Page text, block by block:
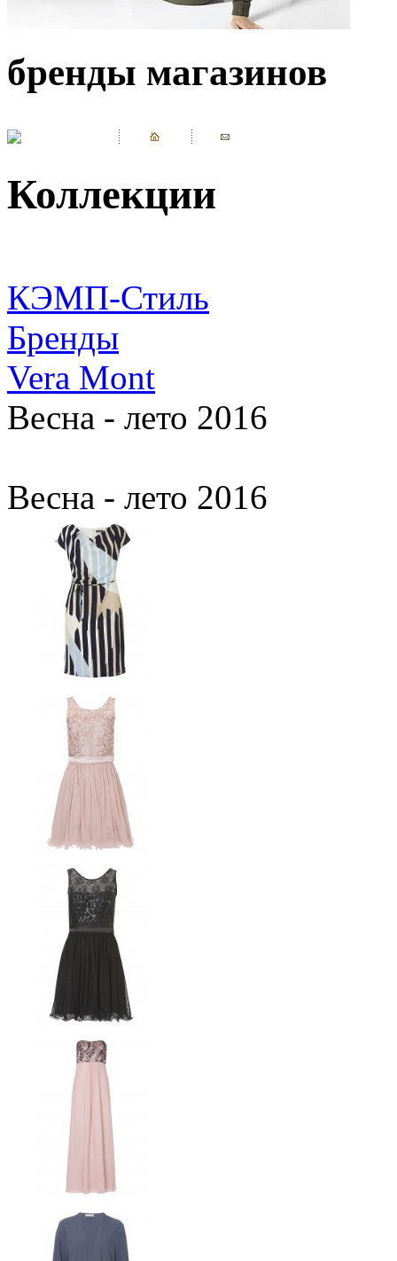
бренды магазинов
Коллекции
КЭМП-Стиль
Бренды
Vera Mont
Весна - лето 2016
Весна - лето 2016